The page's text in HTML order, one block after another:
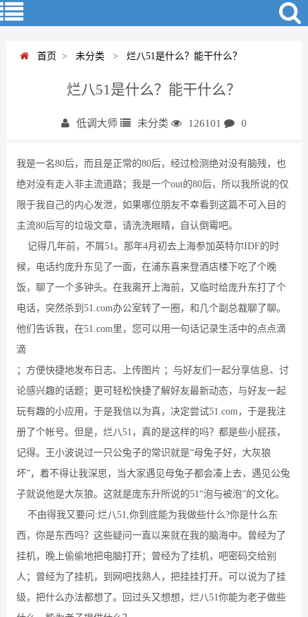
首页 > 未分类 > 烂八51是什么？能干什么？
烂八51是什么？能干什么？
低调大师 未分类 126101 0
我是一名80后，而且是正常的80后，经过检测绝对没有脑残，也
绝对没有走入非主流道路；我是一个out的80后，所以我所说的仅
限于我自己的内心发泄，如果哪位朋友不幸看到这篇不可入目的
主流80后写的垃圾文章，请洗洗眼睛，自认倒霉吧。
记得几年前，不屑51。那年4月初去上海参加英特尔IDF的时
候，电话约庞升东见了一面，在浦东喜来登酒店楼下吃了个晚
饭，聊了一个多钟头。在我离开上海前，又临时给庞升东打了个
电话，突然杀到51.com办公室转了一圈，和几个副总裁聊了聊。
他们告诉我，在51.com里，您可以用一句话记录生活中的点点滴
滴
；方便快捷地发布日志、上传图片 ；与好友们一起分享信息、讨
论感兴趣的话题；更可轻松快捷了解好友最新动态，与好友一起
玩有趣的小应用，于是我信以为真，决定尝试51.com，于是我注
册了个帐号。但是，烂八51，真的是这样的吗？都是些小屁孩，
记得。王小波说过一只公兔子的常识就是“母兔子好，大灰狼
坏”，着不得让我深思，当大家遇见母兔子都会凑上去，遇见公兔
子就说他是大灰狼。这就是庞东升所说的51“泡与被泡”的文化。
不由得我又要问:烂八51,你到底能为我做些什么?你是什么东
西，你是东西吗？这些疑问一直以来就在我的脑海中。曾经为了
挂机，晚上偷偷地把电脑打开；曾经为了挂机，吧密码交给别
人；曾经为了挂机，到网吧找熟人，把挂挂打开。可以说为了挂
级，把什么办法都想了。回过头又想想，烂八51你能为老子做些